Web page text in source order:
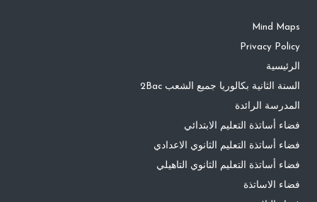
Mind Maps
Privacy Policy
الرئيسية
السنة الثانية بكالوريا جميع الشعب 2Bac
المدرسة الرائدة
فضاء أساتذة التعليم الابتدائي
فضاء أساتذة التعليم الثانوي الاعدادي
فضاء أساتذة التعليم الثانوي التاهيلي
فضاء الاساتذة